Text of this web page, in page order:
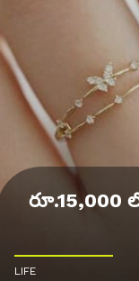
రూ.15,000
LIFE